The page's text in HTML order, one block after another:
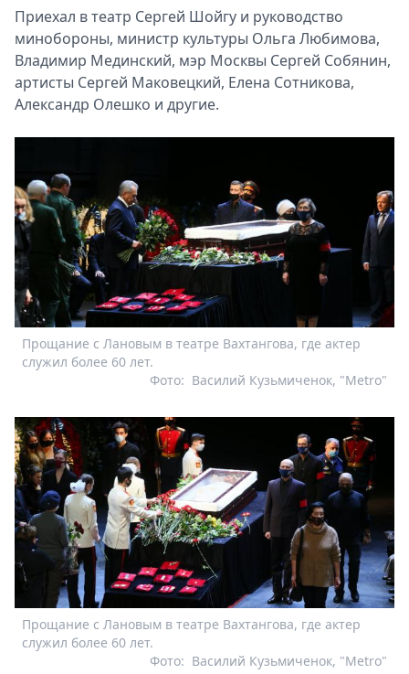
Приехал в театр Сергей Шойгу и руководство
минобороны, министр культуры Ольга Любимова,
Владимир Мединский, мэр Москвы Сергей Собянин,
артисты Сергей Маковецкий, Елена Сотникова,
Александр Олешко и другие.
Прощание с Лановым в театре Вахтангова, где актер
служил более 60 лет.
Василий Кузьмиченок, "Metro"
Фото:
Прощание с Лановым в театре Вахтангова, где актер
служил более 60 лет.
Василий Кузьмиченок, "Metro"
Фото: